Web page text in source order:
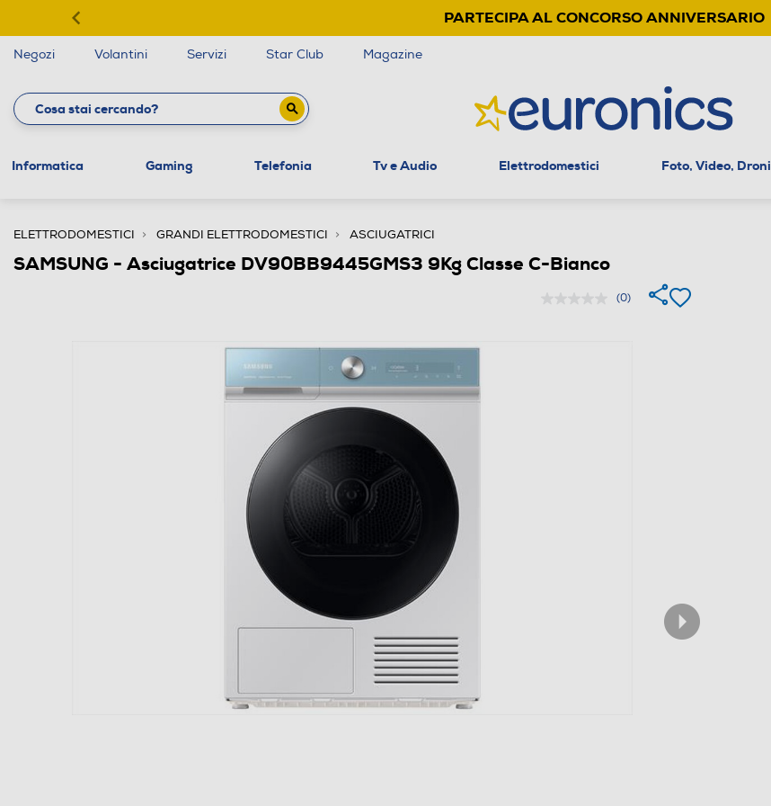
PARTECIPA AL CONCORSO ANNIVERSARIO
Negozi Volantini Servizi Star Club Magazine
Informatica Gaming Telefonia Tv e Audio Elettrodomestici Foto, Video, Droni
ELETTRODOMESTICI GRANDI ELETTRODOMESTICI ASCIUGATRICI
SAMSUNG - Asciugatrice DV90BB9445GMS3 9Kg Classe C-Bianco
(0)